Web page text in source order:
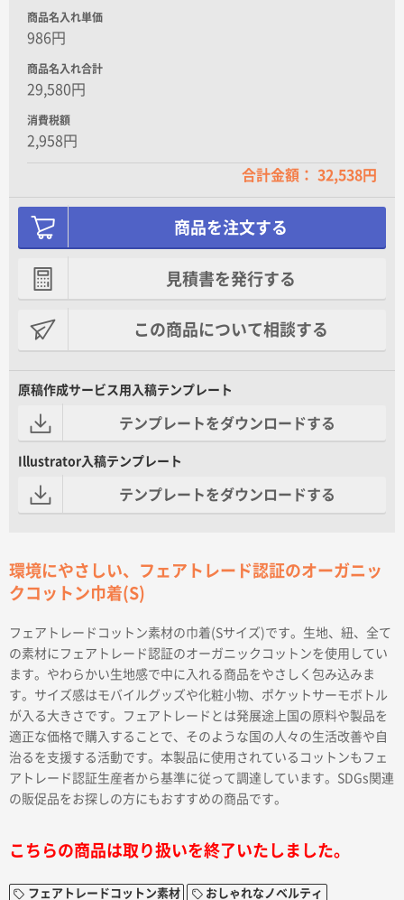
商品名入れ単価
986円
商品名入れ合計
29,580円
消費税額
2,958円
合計金額： 32,538円
商品を注文する
見積書を発行する
この商品について相談する
原稿作成サービス用入稿テンプレート
テンプレートをダウンロードする
Illustrator入稿テンプレート
テンプレートをダウンロードする
環境にやさしい、フェアトレード認証のオーガニッ
クコットン巾着(S)
フェアトレードコットン素材の巾着(Sサイズ)です。生地、紐、全て
の素材にフェアトレード認証のオーガニックコットンを使用してい
ます。やわらかい生地感で中に入れる商品をやさしく包み込みま
す。サイズ感はモバイルグッズや化粧小物、ポケットサーモボトル
が入る大きさです。フェアトレードとは発展途上国の原料や製品を
適正な価格で購入することで、そのような国の人々の生活改善や自
治るを支援する活動です。本製品に使用されているコットンもフェ
アトレード認証生産者から基準に従って調達しています。SDGs関連
の販促品をお探しの方にもおすすめの商品です。
こちらの商品は取り扱いを終了いたしました。
フェアトレードコットン素材
おしゃれなノベルティ